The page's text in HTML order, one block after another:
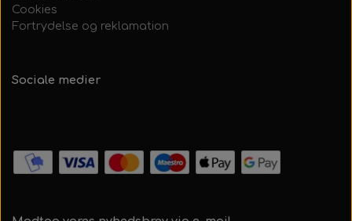
Cookies
Fortrydelse og reklamation
Sociale medier